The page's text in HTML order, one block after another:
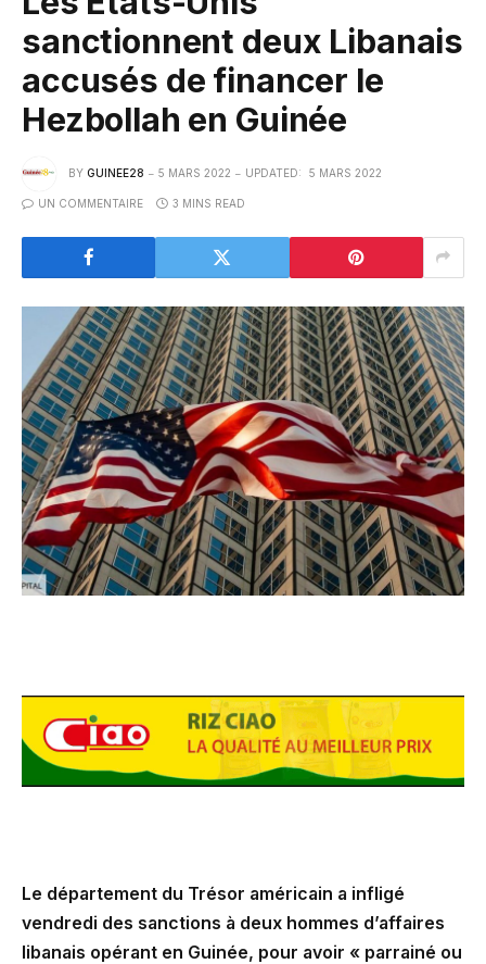
sanctionnent deux Libanais
accusés de financer le
Hezbollah en Guinée
BY GUINEE28 5 MARS 2022 UPDATED: 5 MARS 2022
UN COMMENTAIRE 3 MINS READ
Le département du Trésor américain a infligé
vendredi des sanctions à deux hommes d’affaires
libanais opérant en Guinée, pour avoir « parrainé ou